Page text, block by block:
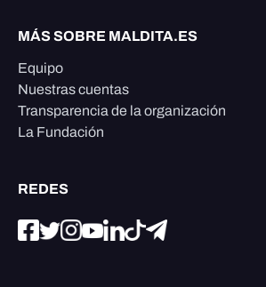
MÁS SOBRE MALDITA.ES
Equipo
Nuestras cuentas
Transparencia de la organización
La Fundación
REDES